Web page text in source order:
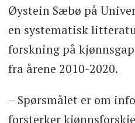
Øystein Sæbø på
en systematisk
forskning på
fra årene 2010-2020.
– Spørsmålet er om
forsterker